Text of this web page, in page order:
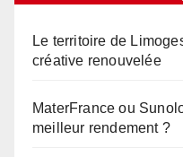
Le territoire de
créative renouvelée
MaterFrance ou
meilleur rendement ?